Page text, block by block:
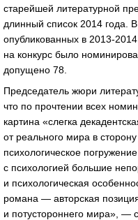
старейшей литературной
длинный список 2014 года.
опубликованных в 2013-
на конкурс было
допущено 78.
Председатель жюри
что по прочтении всех
картина «слегка
от реального мира в
психологическое
с психологией большие
и психологическая
романа — авторская
и потустороннего мира», —